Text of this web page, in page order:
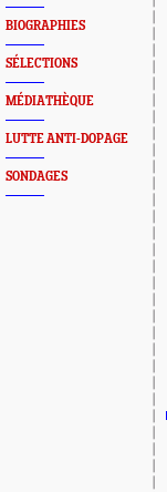
BIOGRAPHIES
SÉLECTIONS
MÉDIATHÈQUE
LUTTE ANTI-DOPAGE
SONDAGES